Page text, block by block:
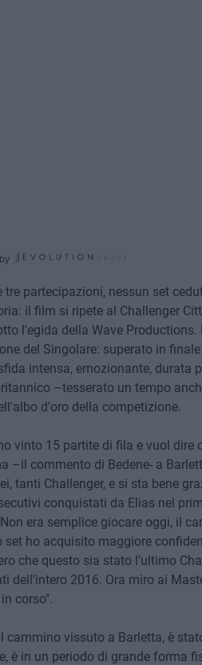
partecipazioni, nessun set
il film si ripete al Challenger
l'egida della Wave Productions.
del Singolare: superato in
intensa, emozionante, durata
–tesserato un tempo
d'oro della competizione.
vinto 15 partite di fila e vuol dire
commento di Bedene- a
tanti Challenger, e si sta bene
conquistati da Elias nel
era semplice giocare oggi, il
set ho acquisito maggiore
che questo sia stato l'ultimo
dell'intero 2016. Ora miro ai
corso".
vissuto a Barletta, è
è in un periodo di grande forma